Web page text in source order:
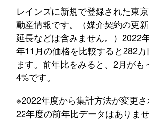
レインズに新規で登録された東
動産情報です。（媒介契約の更
延長などは含みません。）2022
年11月の価格を比較すると282
ます。前年比をみると、2月がも
4%です。
※2022年度から集計方法が変更
22年度の前年比データはありませ